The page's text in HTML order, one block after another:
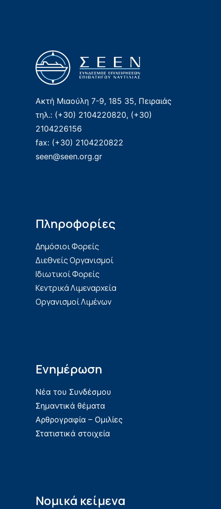
Ακτή Μιαούλη 7-9, 185 35, Πειραιάς
τηλ.: (+30) 2104220820, (+30)
2104226156
fax: (+30) 2104220822
seen@seen.org.gr
Πληροφορίες
Δημόσιοι Φορείς
Διεθνείς Οργανισμοί
Ιδιωτικοί Φορείς
Κεντρικά Λιμεναρχεία
Οργανισμοί Λιμένων
Ενημέρωση
Νέα του Συνδέσμου
Σημαντικά θέματα
Αρθρογραφία – Ομιλίες
Στατιστικά στοιχεία
Νομικά κείμενα